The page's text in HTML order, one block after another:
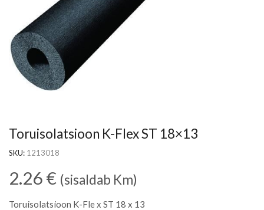
Toruisolatsioon K-Flex ST 18×13
SKU: 1213018
2.26 € (sisaldab Km)
Toruisolatsioon K-Fle x ST 18 x 13